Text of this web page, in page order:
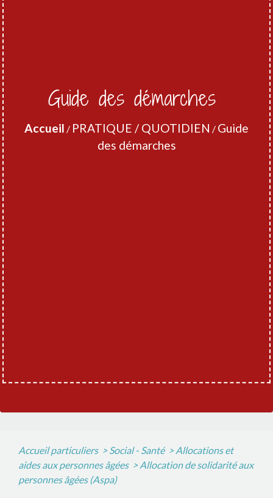
Guide des démarches
Accueil / PRATIQUE / QUOTIDIEN / Guide
des démarches
Accueil particuliers > Social - Santé > Allocations et
aides aux personnes âgées > Allocation de solidarité aux
personnes âgées (Aspa)